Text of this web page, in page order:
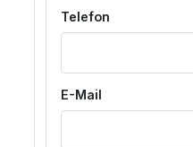
Telefon
E-Mail